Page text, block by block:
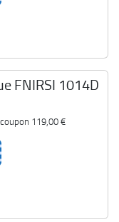
FNIRSI 1014D
119,00 €